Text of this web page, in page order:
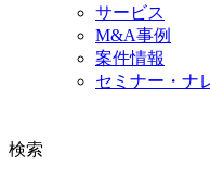
サービス
M&A事例
案件情報
セミナー・ナ
検索